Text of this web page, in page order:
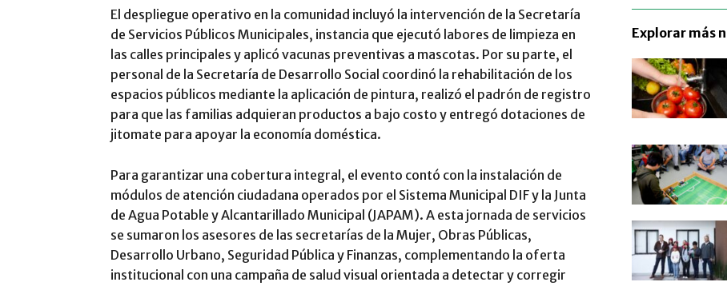
El despliegue operativo en la comunidad incluyó la intervención de la Secretaría
de Servicios Públicos Municipales, instancia que ejecutó labores de limpieza en
las calles principales y aplicó vacunas preventivas a mascotas. Por su parte, el
personal de la Secretaría de Desarrollo Social coordinó la rehabilitación de los
espacios públicos mediante la aplicación de pintura, realizó el padrón de registro
para que las familias adquieran productos a bajo costo y entregó dotaciones de
jitomate para apoyar la economía doméstica.
Para garantizar una cobertura integral, el evento contó con la instalación de
módulos de atención ciudadana operados por el Sistema Municipal DIF y la Junta
de Agua Potable y Alcantarillado Municipal (JAPAM). A esta jornada de servicios
se sumaron los asesores de las secretarías de la Mujer, Obras Públicas,
Desarrollo Urbano, Seguridad Pública y Finanzas, complementando la oferta
institucional con una campaña de salud visual orientada a detectar y corregir
Explorar más